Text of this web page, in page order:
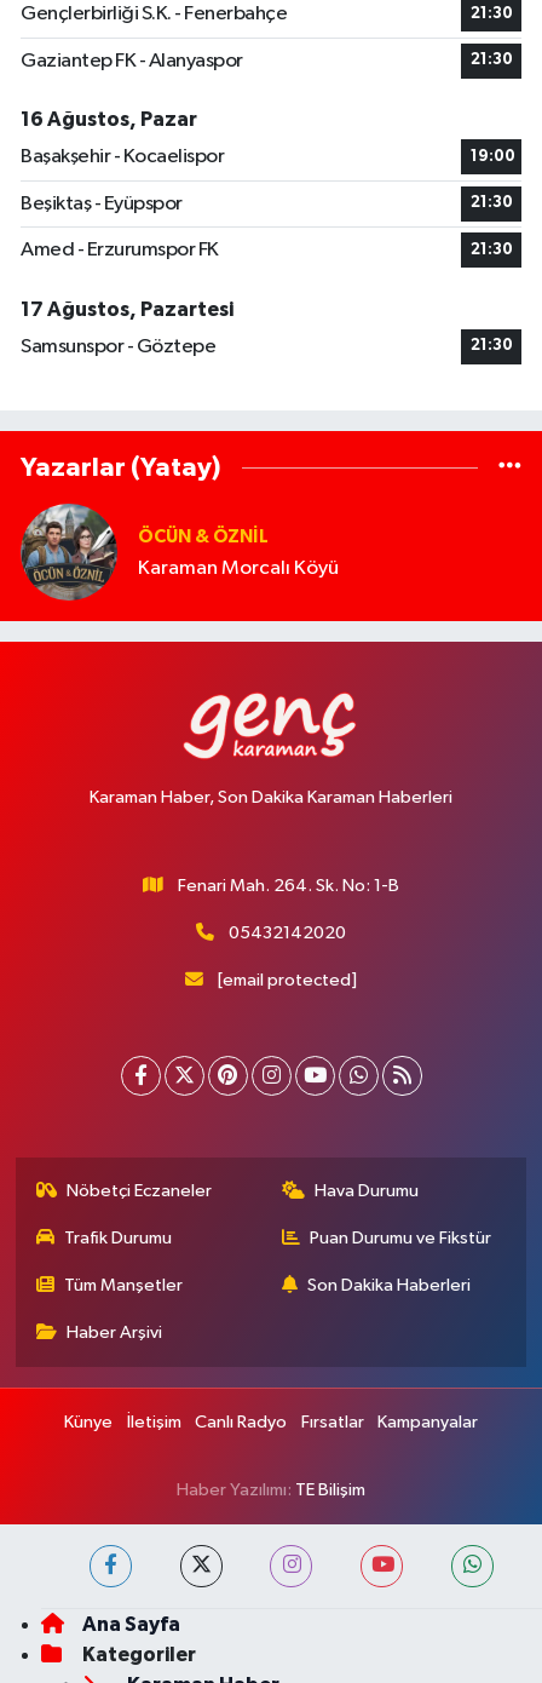
Gençlerbirliği S.K. - Fenerbahçe 21:30
Gaziantep FK - Alanyaspor 21:30
16 Ağustos, Pazar
Başakşehir - Kocaelispor
19:00
Beşiktaş - Eyüpspor 21:30
Amed - Erzurumspor FK 21:30
17 Ağustos, Pazartesi
Samsunspor - Göztepe
21:30
Yazarlar (Yatay)
ÖCÜN & ÖZNIL
Karaman Morcalı Köyü
Karaman Haber, Son Dakika Karaman Haberleri
Fenari Mah. 264. Sk. No: 1-B
05432142020
[email protected]
Nöbetçi Eczaneler Hava Durumu
Trafik Durumu Puan Durumu ve Fikstür
Tüm Manşetler Son Dakika Haberleri
Haber Arşivi
Künye İletişim Canlı Radyo Fırsatlar Kampanyalar
Haber Yazılımı: TE Bilişim
Ana Sayfa
Kategoriler